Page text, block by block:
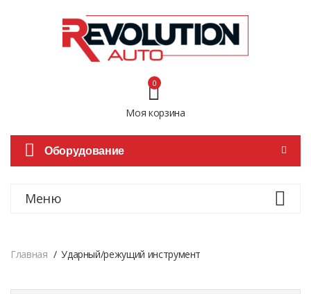
Моя корзина
0
Оборудование
Меню
Главная Ударный/режущий инструмент